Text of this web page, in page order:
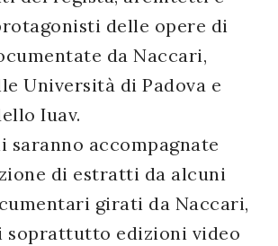
delle opere di
da Naccari,
Università di Padova e
Iuav.
saranno accompagnate
di estratti da alcuni
girati da Naccari,
soprattutto edizioni video